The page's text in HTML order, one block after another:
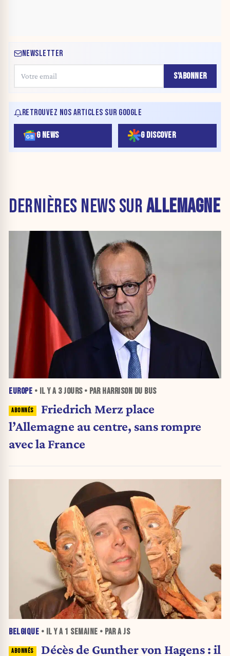
NEWSLETTER
S'ABONNER
RETROUVEZ NOS ARTICLES SUR GOOGLE
G NEWS G DISCOVER
DERNIÈRES NEWS SURALLEMAGNE
EUROPE • IL Y A 3 JOURS• PAR HARRISON DU BUS
Friedrich Merz place
l’Allemagne au centre, sans rompre
avec la France
BELGIQUE • IL Y A 1 SEMAINE • PAR A JS
Décès de Gunther von Hagens : il